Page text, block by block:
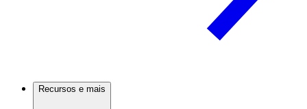
Recursos e mais